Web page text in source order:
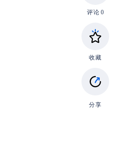
评论 0
收藏
分享